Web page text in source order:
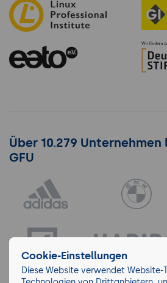
Über 10.279
GFU
Cookie-Einstellungen
Diese Website verwendet Website-